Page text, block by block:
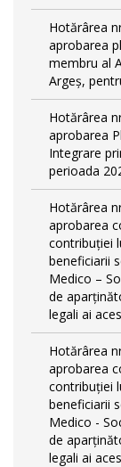
Hotărârea
aprobarea
membru al
Argeș,
Hotărârea
aprobarea
Integrare
perioada
Hotărârea
aprobarea
contribuției
beneficiarii
Medico –
de
legali ai
Hotărârea
aprobarea
contribuției
beneficiarii
Medico -
de
legali ai